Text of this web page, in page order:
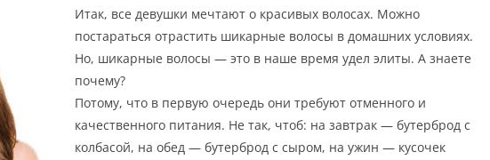
Итак, все девушки мечтают о красивых волосах. Можно
постараться отрастить шикарные волосы в домашних условиях.
Но, шикарные волосы — это в наше время удел элиты. А знаете
почему?
Потому, что в первую очередь они требуют отменного и
качественного питания. Не так, чтоб: на завтрак — бутерброд с
колбасой, на обед — бутерброд с сыром, на ужин — кусочек